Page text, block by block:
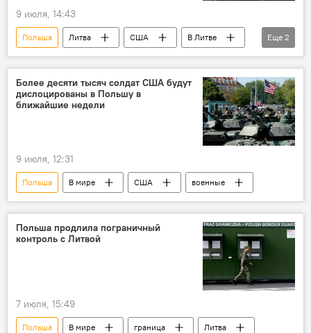
9 июля, 14:43
Польша Литва США
В Литве
Политика
военные
Еще 2
Более десяти тысяч солдат США будут
дислоцированы в Польшу в
ближайшие недели
9 июля, 12:31
Польша В мире США военные
Польша продлила пограничный
контроль с Литвой
7 июля, 15:49
Польша В мире граница Литва